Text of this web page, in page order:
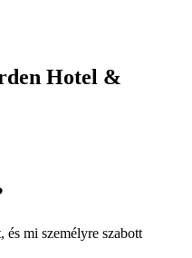
Hotel &
mi személyre szabott